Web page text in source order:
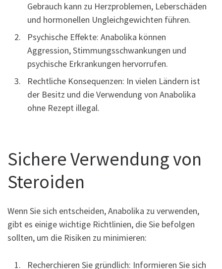
Gebrauch kann zu Herzproblemen, Leberschäden
und hormonellen Ungleichgewichten führen.
Psychische Effekte: Anabolika können
Aggression, Stimmungsschwankungen und
psychische Erkrankungen hervorrufen.
Rechtliche Konsequenzen: In vielen Ländern ist
der Besitz und die Verwendung von Anabolika
ohne Rezept illegal.
Sichere Verwendung von
Steroiden
Wenn Sie sich entscheiden, Anabolika zu verwenden,
gibt es einige wichtige Richtlinien, die Sie befolgen
sollten, um die Risiken zu minimieren:
Recherchieren Sie gründlich: Informieren Sie sich